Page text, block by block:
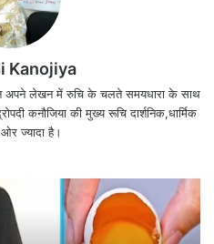
(11 Saturday
सामने लाने का काम करता
मजबूत होती है, तो कई लोग
Kanojiya
अपने लेखन में रुचि के चलते समयधारा के साथ
कनौजिया की मुख्य रूचि दार्शनिक,धार्मिक
ज्यादा है।